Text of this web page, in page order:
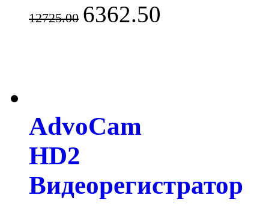
12725.00 6362.50
AdvoCam
HD2
Видеорегистратор